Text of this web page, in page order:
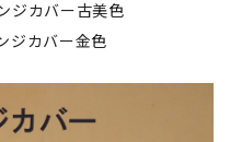
カバー古美色
ジカバー金色